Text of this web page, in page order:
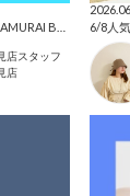
店スタッフ
店
6/8人